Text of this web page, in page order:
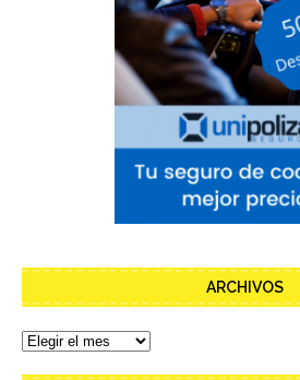
ARCHIVOS